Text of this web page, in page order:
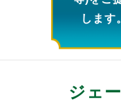
します
ジェ